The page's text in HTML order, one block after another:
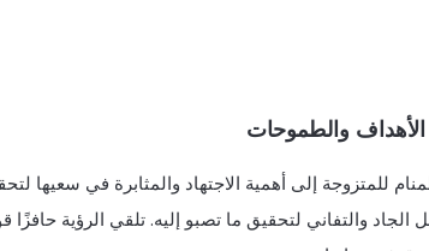
للمتزوجة إلى أهمية الاجتهاد والمثابرة في سعيها
الجاد والتفاني لتحقيق ما تصبو إليه. تلقي الرؤية حافزًا